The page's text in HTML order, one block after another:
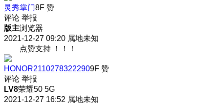
灵秀掌门8F 赞
评论 举报
版主浏览器
2021-12-27 09:20 属地未知
点赞支持 ！！！
HONOR21102783222909F 赞
评论 举报
LV8荣耀50 5G
2021-12-27 16:52 属地未知